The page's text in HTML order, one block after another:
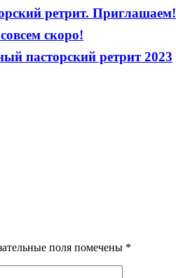
ретрит. Приглашаем!
скоро!
пасторский ретрит 2023
поля помечены *